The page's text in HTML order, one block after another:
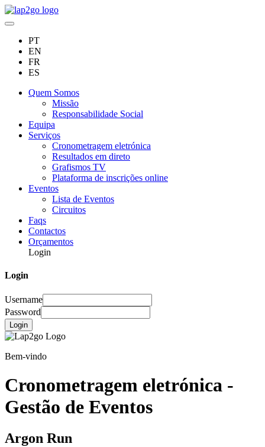
PT
EN
FR
ES
Quem Somos
Missão
Responsabilidade Social
Equipa
Serviços
Cronometragem eletrónica
Resultados em direto
Grafismos TV
Plataforma de inscrições online
Eventos
Lista de Eventos
Circuitos
Faqs
Contactos
Orçamentos
Login
Login
Username
Password
Login
Bem-vindo
Cronometragem eletrónica -
Gestão de Eventos
Argon Run